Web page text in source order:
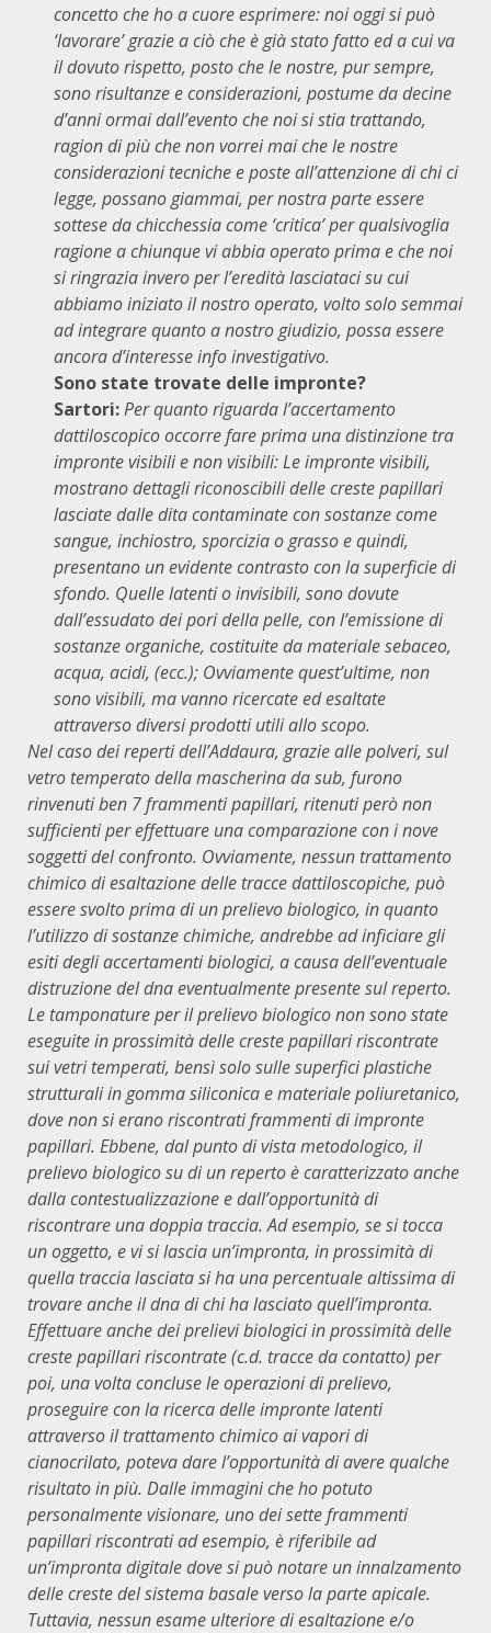
concetto che ho a cuore esprimere: noi oggi si può
‘lavorare’ grazie a ciò che è già stato fatto ed a cui va
il dovuto rispetto, posto che le nostre, pur sempre,
sono risultanze e considerazioni, postume da decine
d’anni ormai dall’evento che noi si stia trattando,
ragion di più che non vorrei mai che le nostre
considerazioni tecniche e poste all’attenzione di chi ci
legge, possano giammai, per nostra parte essere
sottese da chicchessia come ‘critica’ per qualsivoglia
ragione a chiunque vi abbia operato prima e che noi
si ringrazia invero per l’eredità lasciataci su cui
abbiamo iniziato il nostro operato, volto solo semmai
ad integrare quanto a nostro giudizio, possa essere
ancora d’interesse info investigativo.
Sono state trovate delle impronte?
Sartori:Per quanto riguarda l’accertamento
dattiloscopico occorre fare prima una distinzione tra
impronte visibili e non visibili: Le impronte visibili,
mostrano dettagli riconoscibili delle creste papillari
lasciate dalle dita contaminate con sostanze come
sangue, inchiostro, sporcizia o grasso e quindi,
presentano un evidente contrasto con la superficie di
sfondo. Quelle latenti o invisibili, sono dovute
dall’essudato dei pori della pelle, con l’emissione di
sostanze organiche, costituite da materiale sebaceo,
acqua, acidi, (ecc.); Ovviamente quest’ultime, non
sono visibili, ma vanno ricercate ed esaltate
attraverso diversi prodotti utili allo scopo.
Nel caso dei reperti dell’Addaura, grazie alle polveri, sul
vetro temperato della mascherina da sub, furono
rinvenuti ben 7 frammenti papillari, ritenuti però non
sufficienti per effettuare una comparazione con i nove
soggetti del confronto. Ovviamente, nessun trattamento
chimico di esaltazione delle tracce dattiloscopiche, può
essere svolto prima di un prelievo biologico, in quanto
l’utilizzo di sostanze chimiche, andrebbe ad inficiare gli
esiti degli accertamenti biologici, a causa dell’eventuale
distruzione del dna eventualmente presente sul reperto.
Le tamponature per il prelievo biologico non sono state
eseguite in prossimità delle creste papillari riscontrate
sui vetri temperati, bensì solo sulle superfici plastiche
strutturali in gomma siliconica e materiale poliuretanico,
dove non si erano riscontrati frammenti di impronte
papillari. Ebbene, dal punto di vista metodologico, il
prelievo biologico su di un reperto è caratterizzato anche
dalla contestualizzazione e dall’opportunità di
riscontrare una doppia traccia. Ad esempio, se si tocca
un oggetto, e vi si lascia un’impronta, in prossimità di
quella traccia lasciata si ha una percentuale altissima di
trovare anche il dna di chi ha lasciato quell’impronta.
Effettuare anche dei prelievi biologici in prossimità delle
creste papillari riscontrate (c.d. tracce da contatto) per
poi, una volta concluse le operazioni di prelievo,
proseguire con la ricerca delle impronte latenti
attraverso il trattamento chimico ai vapori di
cianocrilato, poteva dare l’opportunità di avere qualche
risultato in più. Dalle immagini che ho potuto
personalmente visionare, uno dei sette frammenti
papillari riscontrati ad esempio, è riferibile ad
un’impronta digitale dove si può notare un innalzamento
delle creste del sistema basale verso la parte apicale.
Tuttavia, nessun esame ulteriore di esaltazione e/o